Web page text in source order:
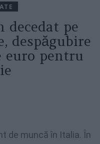
decedat pe
despăgubire
euro pentru
de muncă în Italia. În